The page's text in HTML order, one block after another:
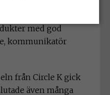
med god
kommunikatör
från Circle K gick
även många